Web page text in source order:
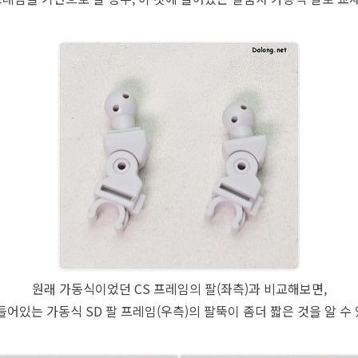
원래 가동식이었던 CS 프레임의 팔(좌측)과 비교해보면,
어있는 가동식 SD 팔 프레임(우측)의 팔뚝이 좀더 짧은 것을 알 수